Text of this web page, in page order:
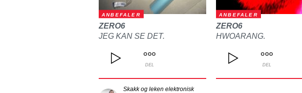
ANBEFALER
ZERO6
JEG KAN SE DET.
DEL
Skakk og leken elektronisk
ANBEFALER
ZERO6
HWOARANG.
DEL